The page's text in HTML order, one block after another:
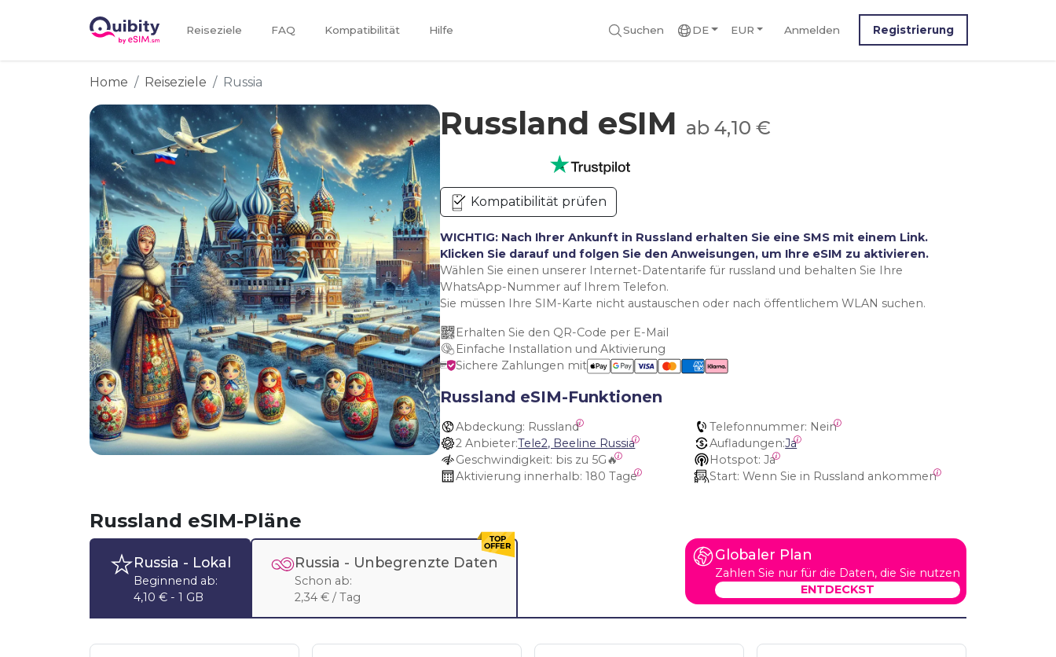
Reiseziele FAQ Kompatibilität Hilfe Suchen DE EUR Anmelden Registrierung
Home Reiseziele Russia
Russland eSIM ab 4,10 €
Kompatibilität prüfen
WICHTIG: Nach Ihrer Ankunft in Russland erhalten Sie eine SMS mit einem Link.
Klicken Sie darauf und folgen Sie den Anweisungen, um Ihre eSIM zu aktivieren.
Wählen Sie einen unserer Internet-Datentarife für russland und behalten Sie Ihre
WhatsApp-Nummer auf Ihrem Telefon.
Sie müssen Ihre SIM-Karte nicht austauschen oder nach öffentlichem WLAN suchen.
Erhalten Sie den QR-Code per E-Mail
Einfache Installation und Aktivierung
Sichere Zahlungen mit
Russland eSIM-Funktionen
Abdeckung: Russland Telefonnummer: Nein
2 Anbieter:Tele2, Beeline Russia Aufladungen:Ja
Geschwindigkeit: bis zu 5G🔥 Hotspot: Ja
Aktivierung innerhalb: 180 Tage Start: Wenn Sie in Russland ankommen
Russland eSIM-Pläne
Russia - Lokal
Beginnend ab:
4,10 € - 1 GB
Russia - Unbegrenzte Daten
Schon ab:
2,34 € / Tag
Globaler Plan
Zahlen Sie nur für die Daten, die Sie nutzen
ENTDECKST